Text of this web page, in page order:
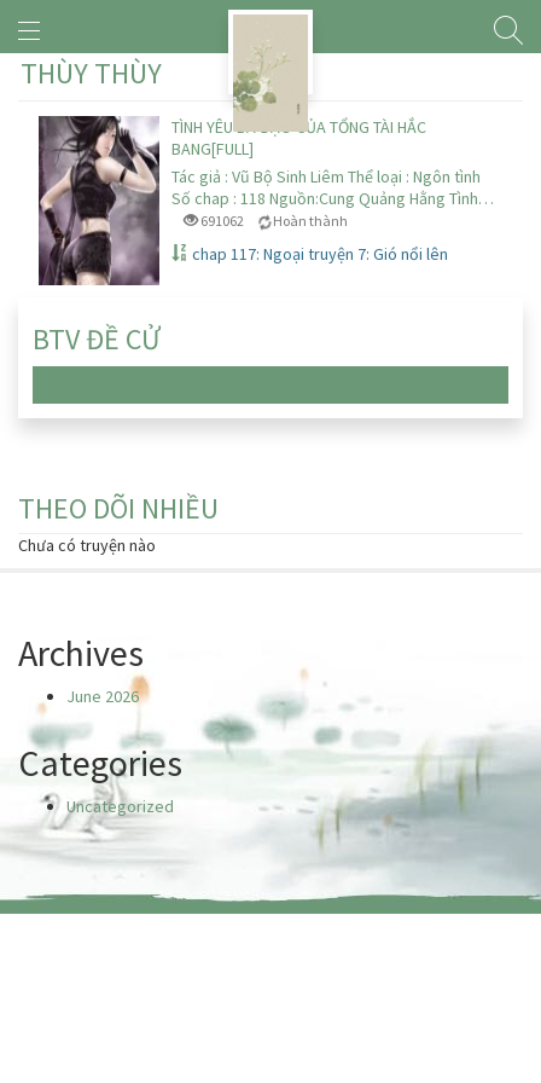
THÙY THÙY
TÌNH YÊU BÁ ĐẠO CỦA TỔNG TÀI HẮC
BANG[FULL]
Tác giả : Vũ Bộ Sinh Liêm Thể loại : Ngôn tình
Số chap : 118 Nguồn:Cung Quảng Hằng Tình…
691062 Hoàn thành
chap 117: Ngoại truyện 7: Gió nổi lên
BTV ĐỀ CỬ
THEO DÕI NHIỀU
Chưa có truyện nào
Archives
June 2026
Categories
Uncategorized